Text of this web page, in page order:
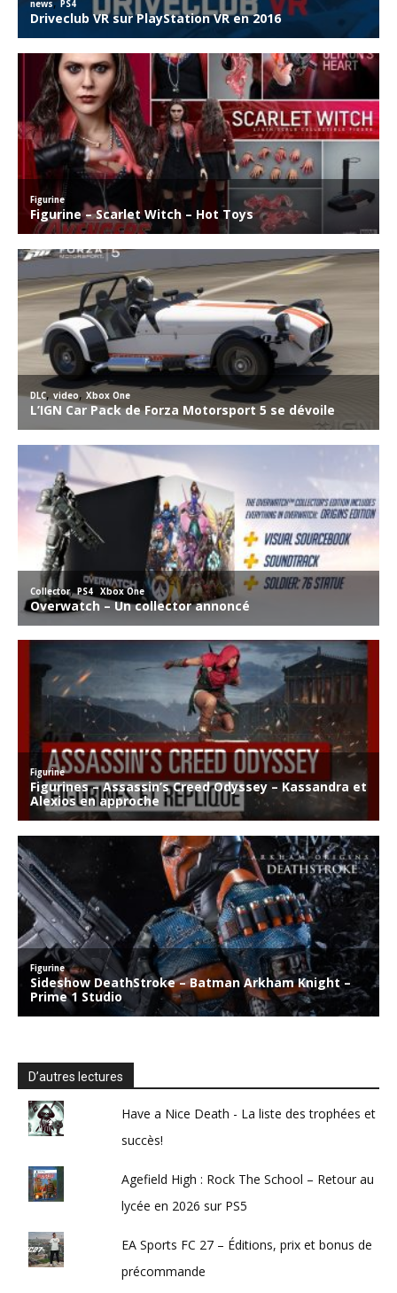
D’autres lectures
Have a Nice Death - La liste des trophées et
succès!
Agefield High : Rock The School – Retour au
lycée en 2026 sur PS5
EA Sports FC 27 – Éditions, prix et bonus de
précommande